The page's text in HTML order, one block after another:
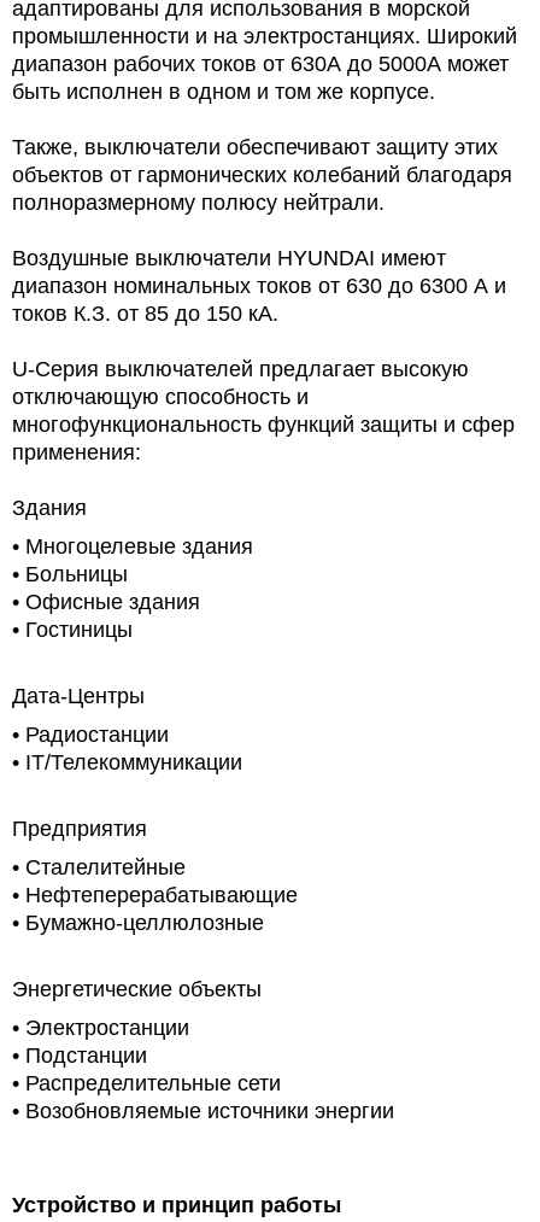
адаптированы для использования в морской
промышленности и на электростанциях. Широкий
диапазон рабочих токов от 630А до 5000А может
быть исполнен в одном и том же корпусе.
Также, выключатели обеспечивают защиту этих
объектов от гармонических колебаний благодаря
полноразмерному полюсу нейтрали.
Воздушные выключатели HYUNDAI имеют
диапазон номинальных токов от 630 до 6300 А и
токов К.З. от 85 до 150 кА.
U-Серия выключателей предлагает высокую
отключающую способность и
многофункциональность функций защиты и сфер
применения:
Здания
• Многоцелевые здания
• Больницы
• Офисные здания
• Гостиницы
Дата-Центры
• Радиостанции
• IT/Телекоммуникации
Предприятия
• Сталелитейные
• Нефтеперерабатывающие
• Бумажно-целлюлозные
Энергетические объекты
• Электростанции
• Подстанции
• Распределительные сети
• Возобновляемые источники энергии
Устройство и принцип работы